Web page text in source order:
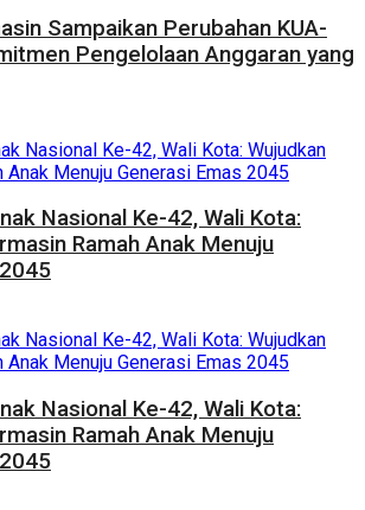
Sampaikan Perubahan KUA-
Pengelolaan Anggaran yang
Nasional Ke-42, Wali Kota:
Ramah Anak Menuju
Nasional Ke-42, Wali Kota:
Ramah Anak Menuju